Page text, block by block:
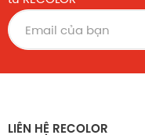
LIÊN HỆ RECOLOR